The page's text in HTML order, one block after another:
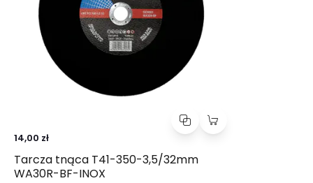
14,00 zł
Tarcza tnąca T41-350-3,5/32mm
WA30R-BF-INOX